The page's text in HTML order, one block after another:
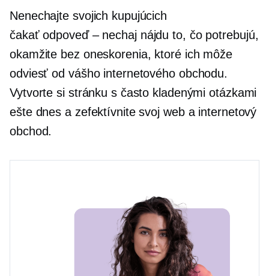
Nenechajte svojich kupujúcich
čakaťodpoveď – nechajnájdu to, čo potrebujú,
okamžite bez oneskorenia, ktoré ich môže
odviesť od vášho internetového obchodu.
Vytvorte si stránku s často kladenými otázkami
ešte dnes a zefektívnite svoj web a internetový
obchod.